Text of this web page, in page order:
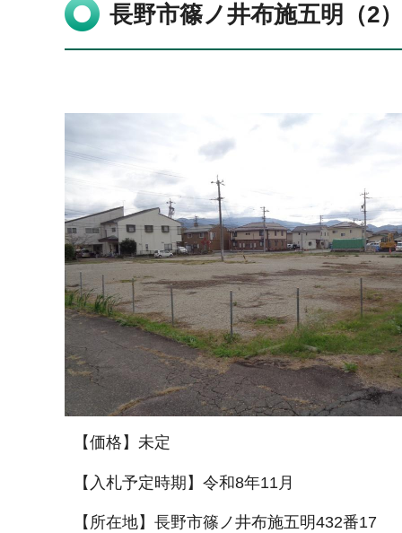
長野市篠ノ井布施五明（2）
【価格】未定
【入札予定時期】令和8年11月
【所在地】長野市篠ノ井布施五明432番17